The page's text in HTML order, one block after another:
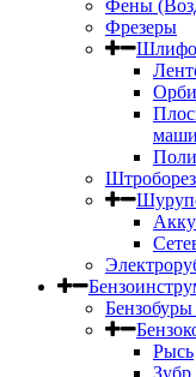
Фены
Фрезеры
Рысь
Зубр